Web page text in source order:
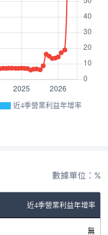
近4季營業利益年增率
數據單位：%
近4季營業利益年增率
無